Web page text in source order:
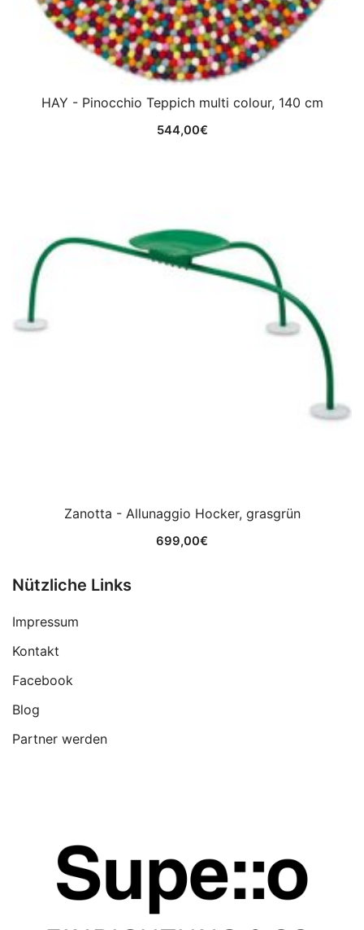
HAY - Pinocchio Teppich multi colour, 140 cm
544,00€
Zanotta - Allunaggio Hocker, grasgrün
699,00€
Nützliche Links
Impressum
Kontakt
Facebook
Blog
Partner werden